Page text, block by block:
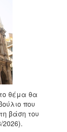
θέμα θα
που
βάση του
2026).